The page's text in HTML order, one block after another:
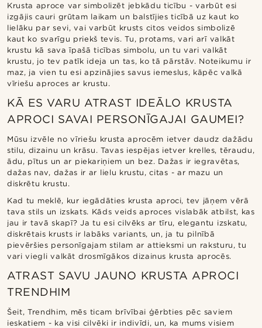
Krusta aproce var simbolizēt jebkādu ticību - varbūt esi
izgājis cauri grūtam laikam un balstījies ticībā uz kaut ko
lielāku par sevi, vai varbūt krusts citos veidos simbolizē
kaut ko svarīgu priekš tevis. Tu, protams, vari arī valkāt
krustu kā sava īpašā ticības simbolu, un tu vari valkāt
krustu, jo tev patīk ideja un tas, ko tā pārstāv. Noteikumu ir
maz, ja vien tu esi apzinājies savus iemeslus, kāpēc valkā
vīriešu aproces ar krustu.
KĀ ES VARU ATRAST IDEĀLO KRUSTA
APROCI SAVAI PERSONĪGAJAI GAUMEI?
Mūsu izvēle no vīriešu krusta aprocēm ietver daudz dažādu
stilu, dizainu un krāsu. Tavas iespējas ietver krelles, tēraudu,
ādu, pītus un ar piekariņiem un bez. Dažas ir iegravētas,
dažas nav, dažas ir ar lielu krustu, citas - ar mazu un
diskrētu krustu.
Kad tu meklē, kur iegādāties krusta aproci, tev jāņem vērā
tava stils un izskats. Kāds veids aproces vislabāk atbilst, kas
jau ir tavā skapī? Ja tu esi cilvēks ar tīru, elegantu izskatu,
diskrētais krusts ir labāks variants, un, ja tu pilnībā
pievēršies personīgajam stilam ar attieksmi un raksturu, tu
vari viegli valkāt drosmīgākos dizainus krusta aprocēs.
ATRAST SAVU JAUNO KRUSTA APROCI
TRENDHIM
Šeit, Trendhim, mēs ticam brīvībai ģērbties pēc saviem
ieskatiem - ka visi cilvēki ir indivīdi, un, ka mums visiem